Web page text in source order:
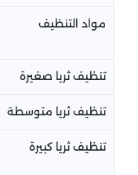
مواد التنظيف
تنظيف ثريا صغيرة
تنظيف ثريا متوسطة
تنظيف ثريا كبيرة